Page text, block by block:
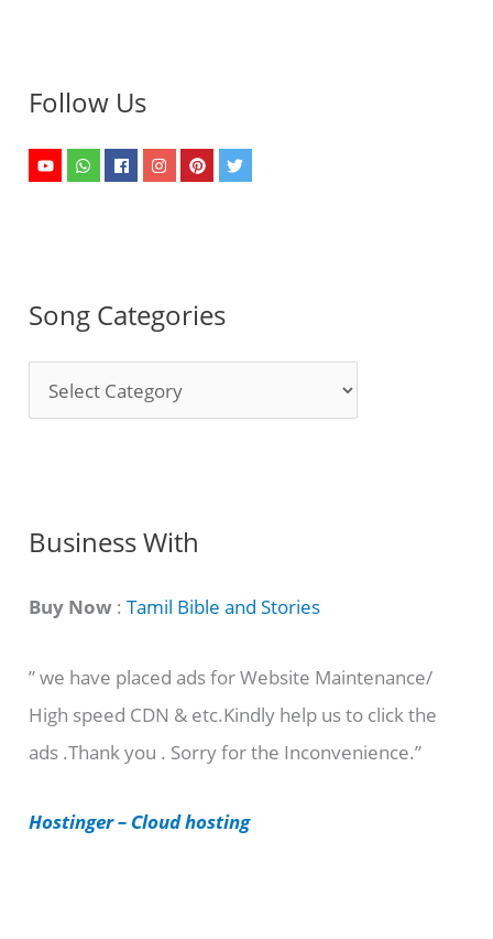
Follow Us
Song Categories
o
C
t
g
o
r
e
Business With
Buy Now :Tamil Bible and Stories
” we have placed ads for Website Maintenance/
High speed CDN & etc.Kindly help us to click the
ads .Thank you . Sorry for the Inconvenience.”
Hostinger – Cloud hosting